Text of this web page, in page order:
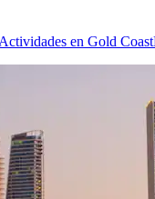
Actividades en Gold Coast